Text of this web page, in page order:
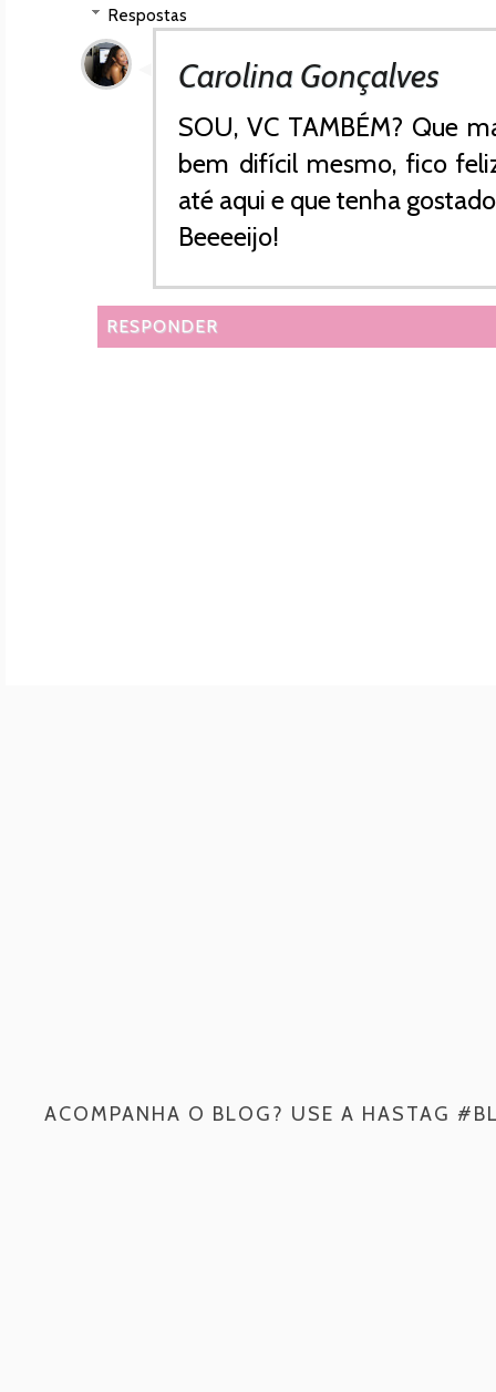
Respostas
Carolina Gonçalves
SOU, VC TAMBÉM? Que
bem difícil mesmo, fico
até aqui e que tenha
Beeeeijo!
RESPONDER
ACOMPANHA O BLOG? USE A HASTAG